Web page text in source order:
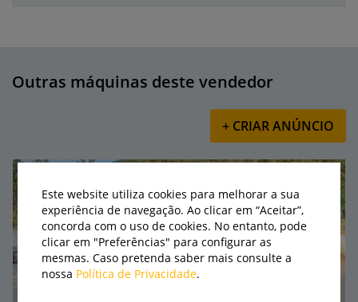
Outras máquinas deste vendedor
+ CRIAR ANÚNCIO
Este website utiliza cookies para melhorar a sua
experiência de navegação. Ao clicar em “Aceitar”,
concorda com o uso de cookies. No entanto, pode
clicar em "Preferências" para configurar as
mesmas. Caso pretenda saber mais consulte a
nossa Política de Privacidade.